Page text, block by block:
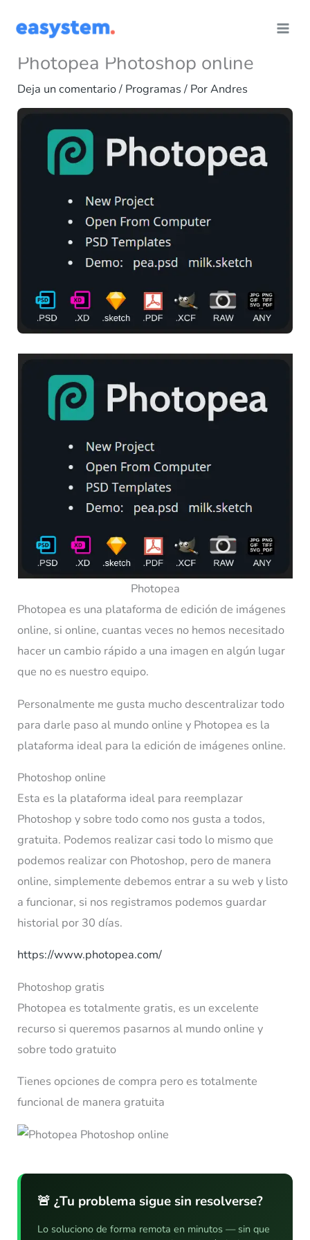
Photopea Photoshop online
Deja un comentario/ Programas / PorAndres
Photopea
Photopea es una plataforma de edición de imágenes
online, si online, cuantas veces no hemos necesitado
hacer un cambio rápido a una imagen en algún lugar
que no es nuestro equipo.
Personalmente me gusta mucho descentralizar todo
para darle paso al mundo online y Photopea es la
plataforma ideal para la edición de imágenes online.
Photoshop online
Esta es la plataforma ideal para reemplazar
Photoshop y sobre todo como nos gusta a todos,
gratuita. Podemos realizar casi todo lo mismo que
podemos realizar con Photoshop, pero de manera
online, simplemente debemos entrar a su web y listo
a funcionar, si nos registramos podemos guardar
historial por 30 días.
https://www.photopea.com/
Photoshop gratis
Photopea es totalmente gratis, es un excelente
recurso si queremos pasarnos al mundo online y
sobre todo gratuito
Tienes opciones de compra pero es totalmente
funcional de manera gratuita
🚨 ¿Tu problema sigue sin resolverse?
Lo soluciono de forma remota en minutos — sin que